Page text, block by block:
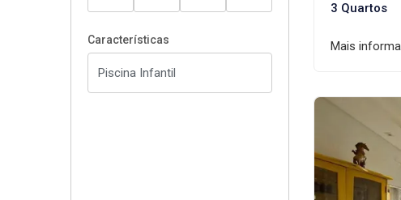
Características
3 Quartos
Mais